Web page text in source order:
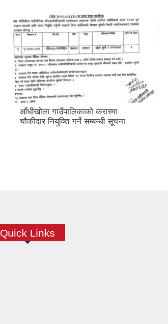
आँधीखोला गाउँपालिकाको करारमा
चौकीदार नियुक्ति गर्ने सम्बन्धी सूचना
Quick Links
(active tab)